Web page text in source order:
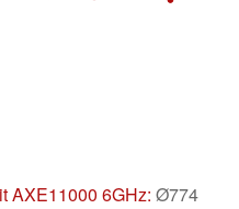
AXE11000 6GHz: Ø774